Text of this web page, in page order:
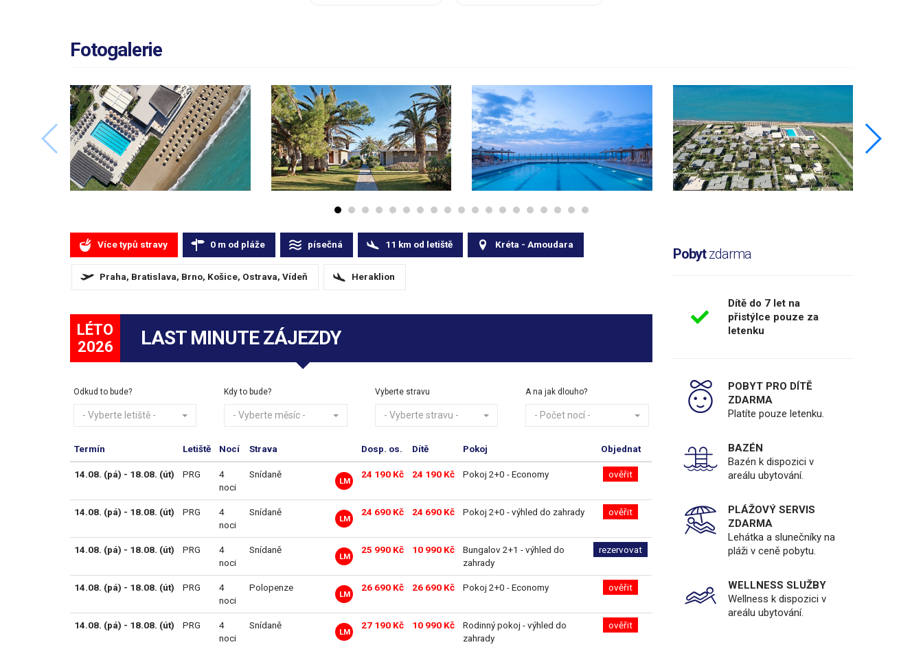
Fotogalerie
Více typů stravy 0 m od pláže písečná 11 km od letiště Kréta - Amoudara
Praha, Bratislava, Brno, Košice, Ostrava, Vídeň Heraklion
LÉTO
2026
LAST MINUTE ZÁJEZDY
Odkud to bude?
- Vyberte letiště -
Kdy to bude?
- Vyberte měsíc -
Vyberte stravu
- Vyberte stravu -
A na jak dlouho?
- Počet nocí -
Termín Letiště Nocí Strava Dosp. os. Dítě Pokoj Objednat
14.08. (pá) - 18.08. (út) PRG
4
noci
Snídaně
LM
24 190 Kč 24 190 Kč Pokoj 2+0 - Economy ověřit
14.08. (pá) - 18.08. (út) PRG
4
noci
Snídaně
LM
24 690 Kč 24 690 Kč Pokoj 2+0 - výhled do zahrady ověřit
14.08. (pá) - 18.08. (út) PRG
4
noci
Snídaně
LM
25 990 Kč 10 990 Kč
Bungalov 2+1 - výhled do
zahrady
rezervovat
14.08. (pá) - 18.08. (út) PRG
4
noci
Polopenze
LM
26 690 Kč 26 690 Kč Pokoj 2+0 - Economy ověřit
14.08. (pá) - 18.08. (út) PRG
4
noci
Snídaně
LM
27 190 Kč 10 990 Kč
Rodinný pokoj - výhled do
zahrady
ověřit
Pobytzdarma
Dítě do 7 let na
přistýlce pouze za
letenku
POBYT PRO DÍTĚ
ZDARMA
Platíte pouze letenku.
BAZÉN
Bazén k dispozici v
areálu ubytování.
PLÁŽOVÝ SERVIS
ZDARMA
Lehátka a slunečníky na
pláži v ceně pobytu.
WELLNESS SLUŽBY
Wellness k dispozici v
areálu ubytování.